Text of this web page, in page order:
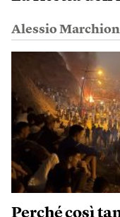
Alessio
Perché così